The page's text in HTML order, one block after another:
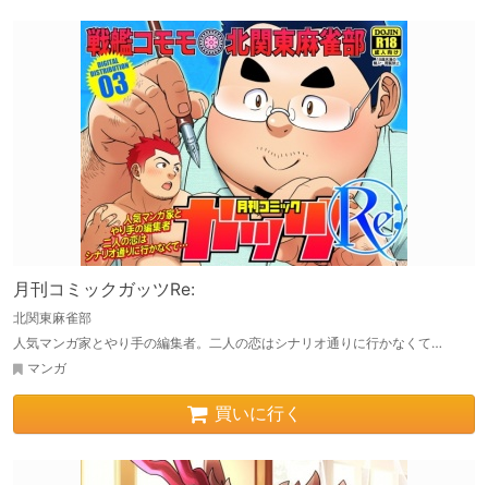
月刊コミックガッツRe:
北関東麻雀部
人気マンガ家とやり手の編集者。二人の恋はシナリオ通りに行かなくて…
マンガ
買いに行く